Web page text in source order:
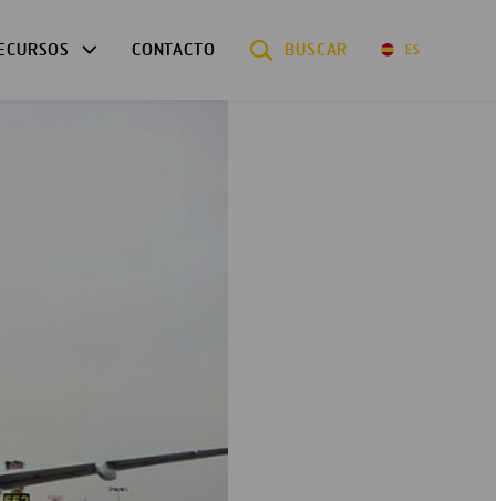
CONTACTO BUSCAR ES